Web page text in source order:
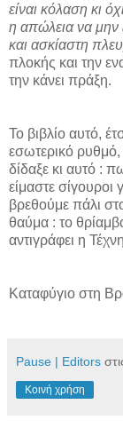
είναι κόλαση κι
η απώλεια να μην
και ασκίαστη
πλοκής και την
την κάνει πράξη.
Το βιβλίο αυτό,
εσωτερικό
δίδαξε κι αυτό :
είμαστε
βρεθούμε πάλι
θαύμα : το
αντιγράφει η
Καταφύγιο στη
Pause | Editors
Κοινή χρήση